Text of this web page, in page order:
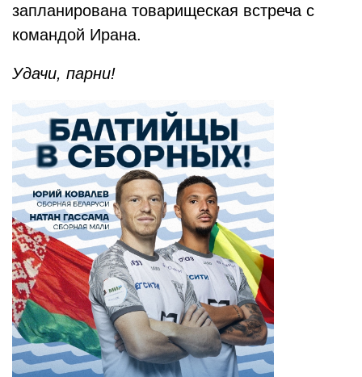
запланирована товарищеская встреча с
командой Ирана.
Удачи, парни!